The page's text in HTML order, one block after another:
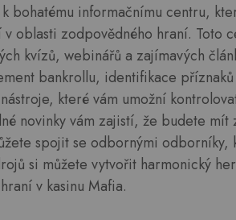
bohatému informačnímu centru,
oblasti zodpovědného hraní. Toto
kvízů, webinářů a zajímavých
bankrollu, identifikace
které vám umožní
novinky vám zajistí, že budete mít
spojit se odbornými odborníky,
si můžete vytvořit harmonický
v kasinu Mafia.